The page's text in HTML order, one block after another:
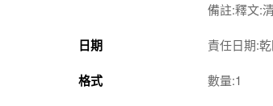
備註:釋文:
日期 責任日期:
格式 數量:1